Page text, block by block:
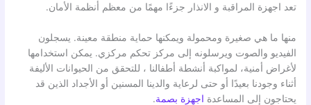
تعد اجهزة المراقبة و الانذار جزءًا مهمًا من معظم أنظمة الأمان.
منها ما هي صغيرة ومحمولة ويمكنها حماية منطقة معينة. يسجلون
الفيديو والصوت ويرسلونه إلى مركز تحكم مركزي. يمكن استخدامها
لأغراض أمنية، لمواكبة أنشطة أطفالنا ، للتحقق من الحيوانات الأليفة
أثناء وجودنا بعيدًا أو حتى لرعاية والدينا المسنين أو الأجداد الذين قد
يحتاجون إلى المساعدة اجهزة بصمة.